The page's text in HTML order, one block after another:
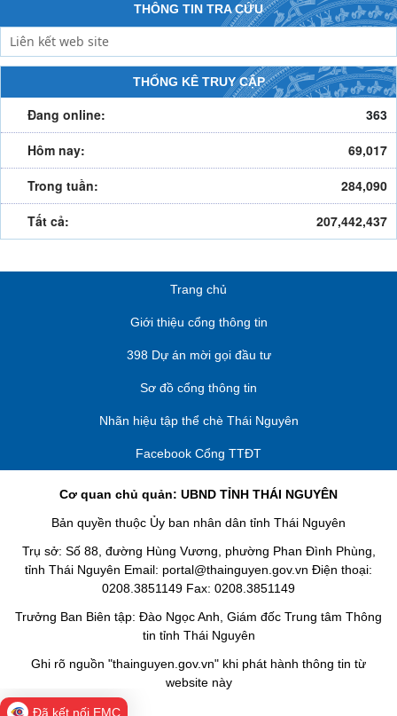
THÔNG TIN TRA CỨU
THỐNG KÊ TRUY CẬP
Đang online:
363
Hôm nay:
69,017
Trong tuần:
284,090
Tất cả:
207,442,437
Trang chủ
Giới thiệu cổng thông tin
398 Dự án mời gọi đầu tư
Sơ đồ cổng thông tin
Nhãn hiệu tập thể chè Thái Nguyên
Facebook Cổng TTĐT
Cơ quan chủ quản: UBND TỈNH THÁI NGUYÊN
Bản quyền thuộc Ủy ban nhân dân tỉnh Thái Nguyên
Trụ sở: Số 88, đường Hùng Vương, phường Phan Đình Phùng,
tỉnh Thái Nguyên Email: portal@thainguyen.gov.vn Điện thoại:
0208.3851149 Fax: 0208.3851149
Trưởng Ban Biên tập: Đào Ngọc Anh, Giám đốc Trung tâm Thông
tin tỉnh Thái Nguyên
Ghi rõ nguồn "thainguyen.gov.vn" khi phát hành thông tin từ
website này
Đã kết nối EMC